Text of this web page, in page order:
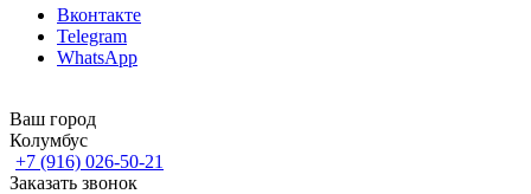
Вконтакте
Telegram
WhatsApp
Ваш город
Колумбус
+7 (916) 026-50-21
Заказать звонок